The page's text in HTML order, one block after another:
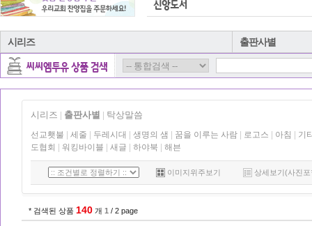
시리즈 출판사별
시리즈 출판사별 탁상말씀
선교횃불 세줄 두레시대 생명의 샘 꿈을 이루는 사람 로고스 아침
기
도협회
워킹바이블 새글 하야북 해븐
이미지위주보기 상세보기(사진
* 검색된 상품 140 개 1 / 2 page